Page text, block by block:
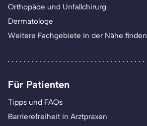
Orthopäde und Unfallchirurg
Dermatologe
Weitere Fachgebiete in der Nähe finden
Für Patienten
Tipps und FAQs
Barrierefreiheit in Arztpraxen